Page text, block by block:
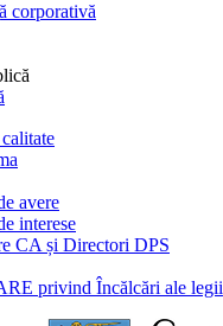
corporativă
avere
interese
CA și Directori DPS
privind Încălcări ale legii